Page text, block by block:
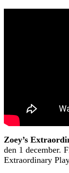
Zoey’s
den 1 december.
Extraordinary